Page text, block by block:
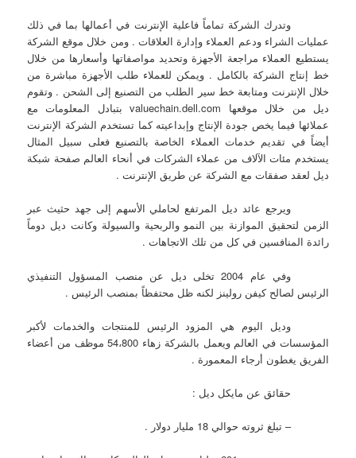
وتدرك الشركة تماماً فاعلية الإنترنت في أعمالها بما في ذلك
عمليات الشراء ودعم العملاء وإدارة العلاقات . ومن خلال موقع الشركة
يستطيع العملاء مراجعة الأجهزة وتحديد مواصفاتها وأسعارها من خلال
خط إنتاج الشركة بالكامل . ويمكن للعملاء طلب الأجهزة مباشرة من
خلال الإنترنت ومتابعة خط سير الطلب من التصنيع إلى الشحن . وتقوم
ديل من خلال موقعها valuechain.dell.com بتبادل المعلومات مع
عملائها فيما يخص جودة الإنتاج وإبداعيته كما تستخدم الشركة الإنترنت
أيضاً في تقديم خدمات العملاء الخاصة بالتصنيع فعلى سبيل المثال
يستخدم مئات الآلاف من عملاء الشركات في أنحاء العالم صفحة شبكة
ديل لعقد صفقات مع الشركة عن طريق الإنترنت .
ويرجع عائد ديل المرتفع لحاملي الأسهم إلى جهد حثيث عبر
الزمن لتحقيق الموازنة بين النمو والربحية والسيولة وكانت ديل دوماً
رائدة المنافسين في كل من تلك الاتجاهات .
وفي عام 2004 تخلى ديل عن منصب المسؤول التنفيذي
الرئيس لصالح كيفن رولينز لكنه ظل محتفظاً بمنصب الرئيس .
وديل اليوم هي المزود الرئيس للمنتجات والخدمات لأكبر
المؤسسات في العالم ويعمل بالشركة زهاء 54،800 موظف من أعضاء
الفريق يغطون أرجاء المعمورة .
حقائق عن مايكل ديل :
– تبلغ ثروته حوالي 18 مليار دولار .